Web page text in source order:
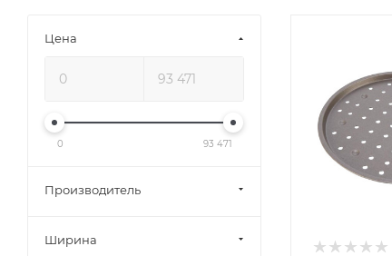
Цена
0 93 471
Производитель
Ширина